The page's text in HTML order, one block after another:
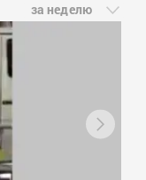
за неделю